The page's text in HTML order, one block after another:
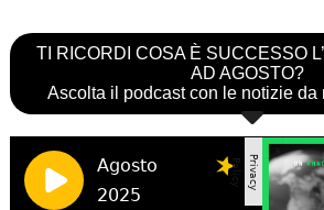
TI RICORDI COSA È SUCCESSO
AD AGOSTO?
Ascolta il podcast con le notizie da